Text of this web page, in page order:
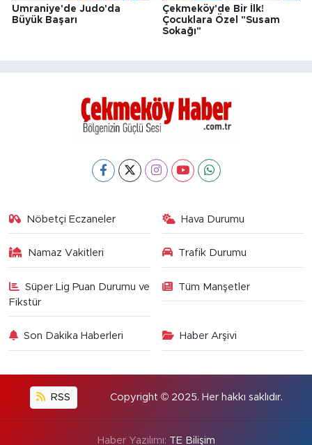
Ümraniye'de Judo'da
Büyük Başarı
Çekmeköy'de Bir İlk!
Çocuklara Özel "Susam
Sokağı"
Nöbetçi Eczaneler Hava Durumu
Namaz Vakitleri Trafik Durumu
Süper Lig Puan Durumu ve
Fikstür
Tüm Manşetler
Son Dakika Haberleri Haber Arşivi
RSS Copyright © 2025. Her hakkı saklıdır.
Haber Yazılımı: TE Bilişim